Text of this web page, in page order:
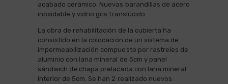
acabado cerámico. Nuevas barandillas de acero
inoxidable y vidrio gris translúcido.
La obra de rehabilitación de la cubierta ha
consistido en la colocación de un sistema de
impermeabilización compuesto por rastreles de
aluminio con lana mineral de 5cm y panel
sándwich de chapa prelacada con lana mineral
interior de 5cm. Se han 2 realizado nuevos